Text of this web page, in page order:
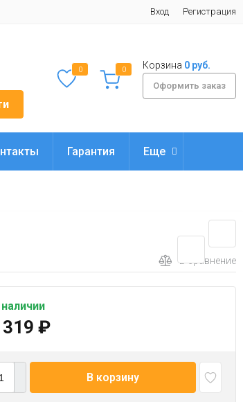
Вход Регистрация
0 0 Корзина 0 руб.
Оформить заказ
Гарантия Еще
В сравнение
₽
В корзину